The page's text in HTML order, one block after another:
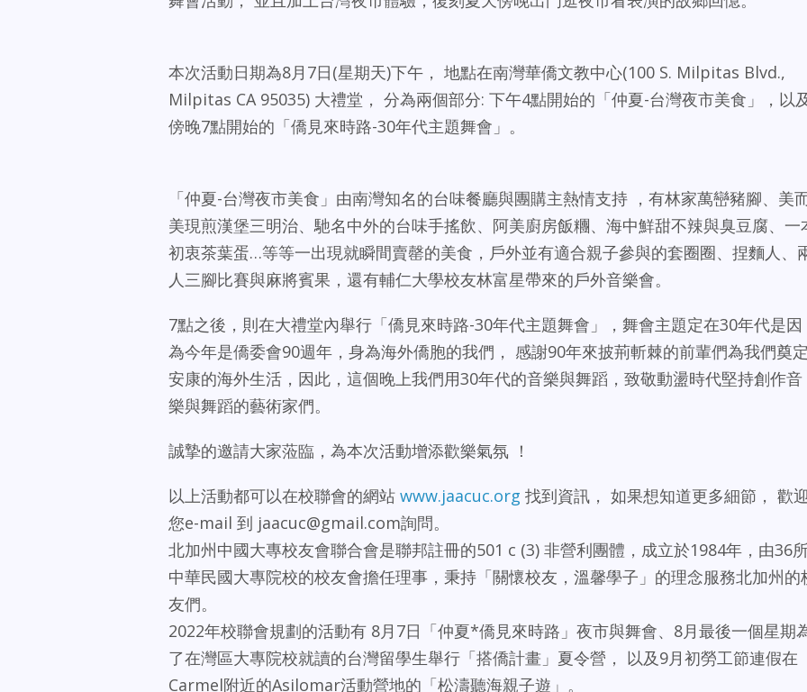
本次活動日期為8月7日(星期天)下午， 地點在南灣華僑文教中心(100 S. Milpitas Blvd.,
Milpitas CA 95035) 大禮堂， 分為兩個部分: 下午4點開始的「仲夏-台灣夜市美食」，以
傍晚7點開始的「僑見來時路-30年代主題舞會」。
「仲夏-台灣夜市美食」由南灣知名的台味餐廳與團購主熱情支持 ，有林家萬巒豬腳、美
美現煎漢堡三明治、馳名中外的台味手搖飲、阿美廚房飯糰、海中鮮甜不辣與臭豆腐、一
初衷茶葉蛋…等等一出現就瞬間賣罄的美食，戶外並有適合親子參與的套圈圈、捏麵人、
人三腳比賽與麻將賓果，還有輔仁大學校友林富星帶來的戶外音樂會。
7點之後，則在大禮堂內舉行「僑見來時路-30年代主題舞會」，舞會主題定在30年代是因
為今年是僑委會90週年，身為海外僑胞的我們， 感謝90年來披荊斬棘的前輩們為我們奠
安康的海外生活，因此，這個晚上我們用30年代的音樂與舞蹈，致敬動盪時代堅持創作音
樂與舞蹈的藝術家們。
誠摯的邀請大家蒞臨，為本次活動增添歡樂氣氛 ！
以上活動都可以在校聯會的網站 www.jaacuc.org 找到資訊， 如果想知道更多細節， 歡
您e-mail 到 jaacuc@gmail.com詢問。
北加州中國大專校友會聯合會是聯邦註冊的501 c (3) 非營利團體，成立於1984年，由36
中華民國大專院校的校友會擔任理事，秉持「關懷校友，溫馨學子」的理念服務北加州的
友們。
2022年校聯會規劃的活動有 8月7日「仲夏*僑見來時路」夜市與舞會、8月最後一個星期
了在灣區大專院校就讀的台灣留學生舉行「搭僑計畫」夏令營， 以及9月初勞工節連假在
Carmel附近的Asilomar活動營地的「松濤聽海親子遊」。